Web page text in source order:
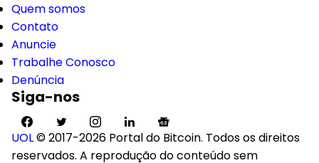
Quem somos
Contato
Anuncie
Trabalhe Conosco
Denúncia
Siga-nos
UOL© 2017-2026 Portal do Bitcoin. Todos os direitos
reservados. A reprodução do conteúdo sem